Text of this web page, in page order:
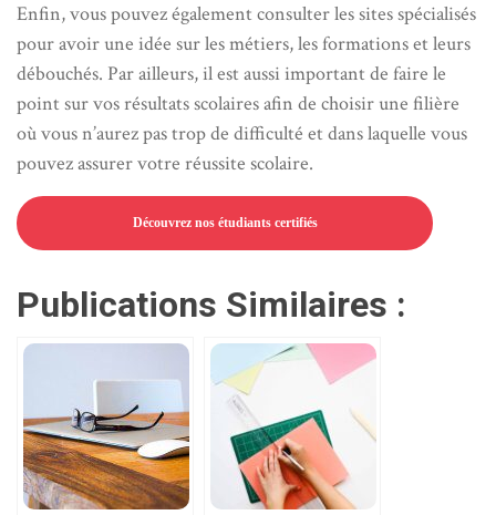
Enfin, vous pouvez également consulter les sites spécialisés
pour avoir une idée sur les métiers, les formations et leurs
débouchés. Par ailleurs, il est aussi important de faire le
point sur vos résultats scolaires afin de choisir une filière
où vous n’aurez pas trop de difficulté et dans laquelle vous
pouvez assurer votre réussite scolaire.
Découvrez nos étudiants certifiés
Publications Similaires :